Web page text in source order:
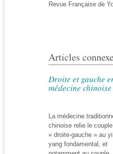
Revue Française de
Articles
Droite et gauche
médecine chinoise
La médecine
chinoise relie le couple
« droite-gauche » au
yang fondamental, et